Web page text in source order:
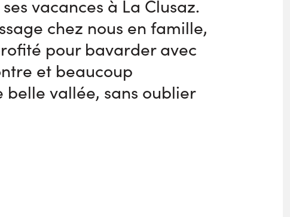
vacances à La Clusaz.
chez nous en famille,
pour bavarder avec
et beaucoup
belle vallée, sans oublier